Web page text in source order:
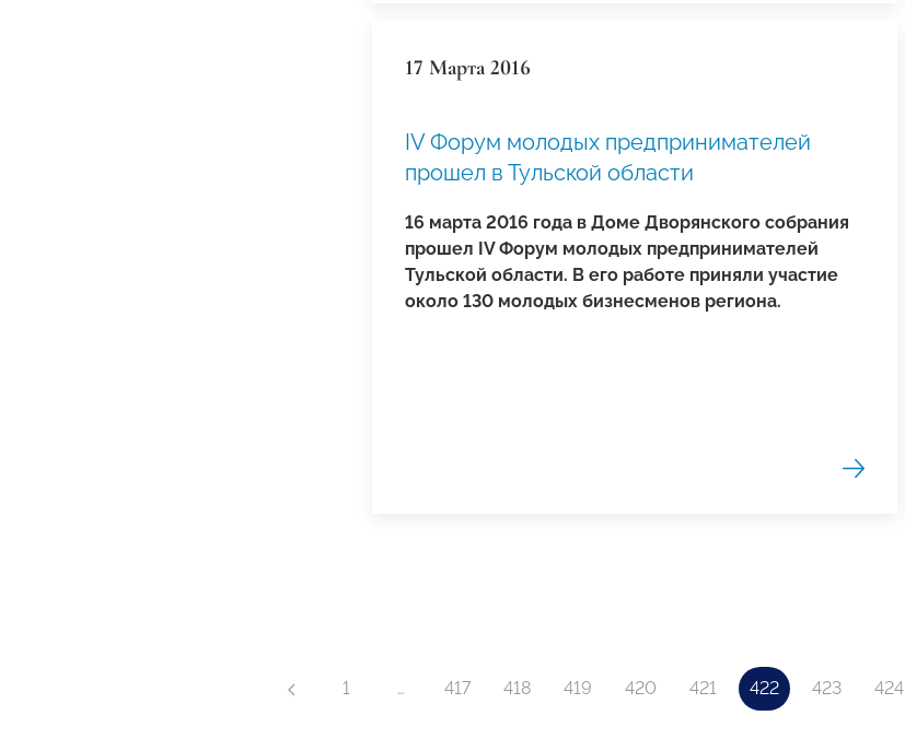
17 Марта 2016
IV Форум молодых предпринимателей
прошел в Тульской области
16 марта 2016 года в Доме Дворянского собрания
прошел IV Форум молодых предпринимателей
Тульской области. В его работе приняли участие
около 130 молодых бизнесменов региона.
1 … 417 418 419 420 421 422 423 424